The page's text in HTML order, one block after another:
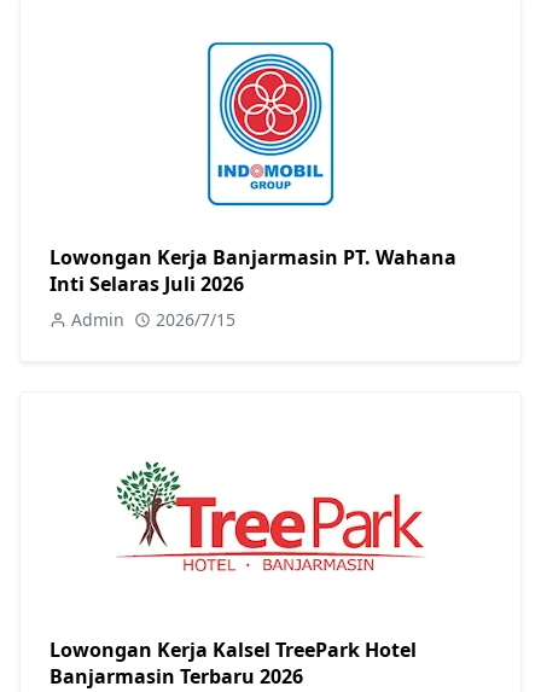
Lowongan Kerja Banjarmasin PT. Wahana
Inti Selaras Juli 2026
Admin 2026/7/15
Lowongan Kerja Kalsel TreePark Hotel
Banjarmasin Terbaru 2026